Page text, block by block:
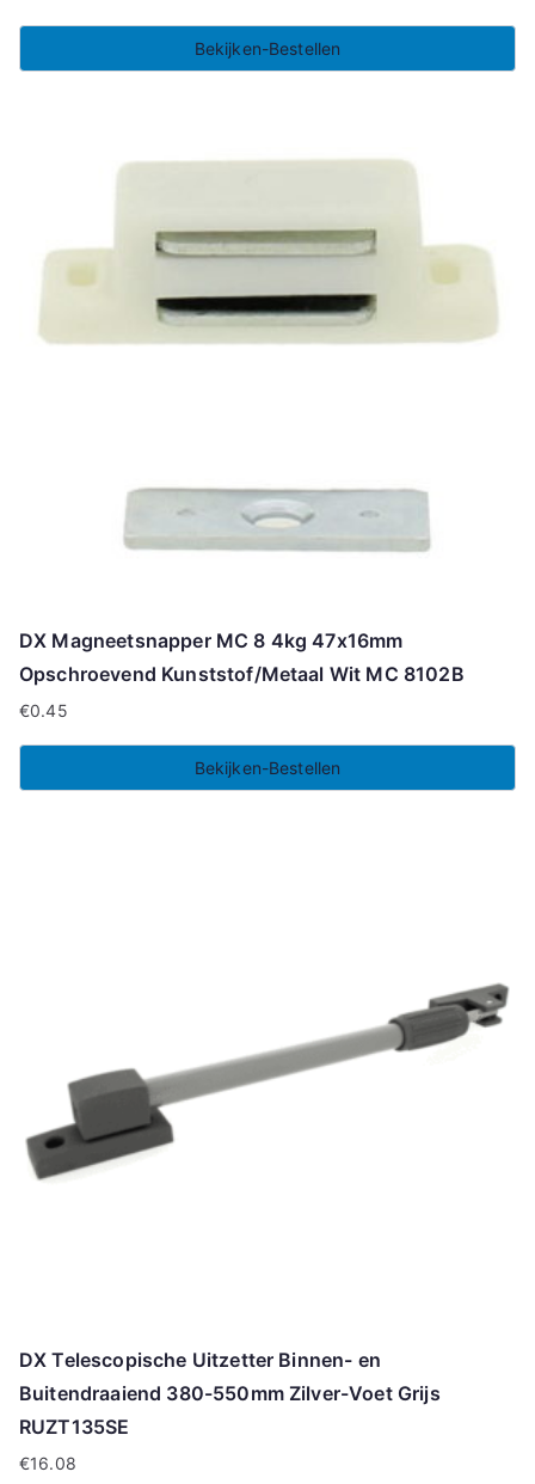
Bekijken-Bestellen
DX Magneetsnapper MC 8 4kg 47x16mm
Opschroevend Kunststof/Metaal Wit MC 8102B
€0.45
Bekijken-Bestellen
DX Telescopische Uitzetter Binnen- en
Buitendraaiend 380-550mm Zilver-Voet Grijs
RUZT135SE
€16.08